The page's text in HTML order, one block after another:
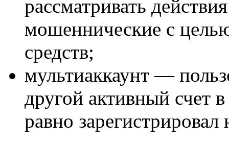
рассматривать
мошеннические с
средств;
мультиаккаунт —
другой активный счет
равно